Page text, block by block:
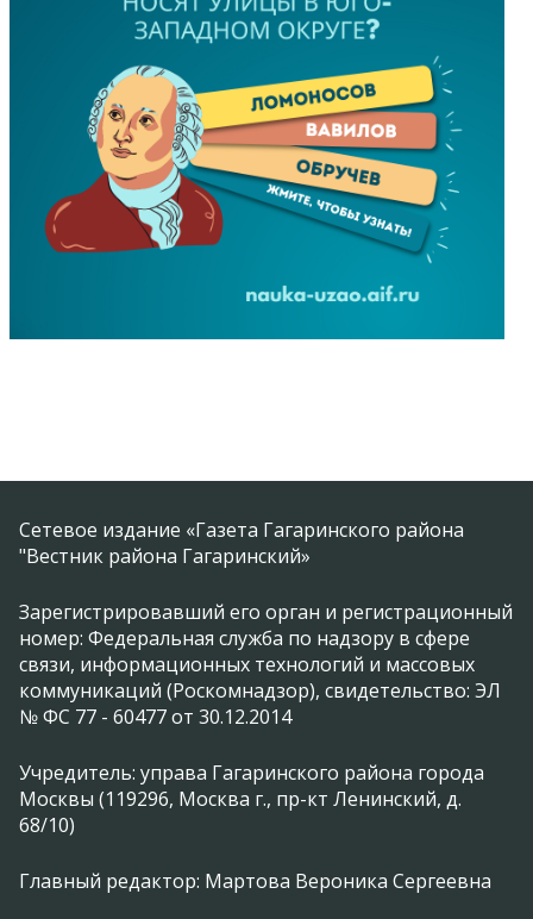
Сетевое издание «Газета Гагаринского района
"Вестник района Гагаринский»
Зарегистрировавший его орган и регистрационный
номер: Федеральная служба по надзору в сфере
связи, информационных технологий и массовых
коммуникаций (Роскомнадзор), свидетельство: ЭЛ
№ ФС 77 - 60477 от 30.12.2014
Учредитель: управа Гагаринского района города
Москвы (119296, Москва г., пр-кт Ленинский, д.
68/10)
Главный редактор: Мартова Вероника Сергеевна